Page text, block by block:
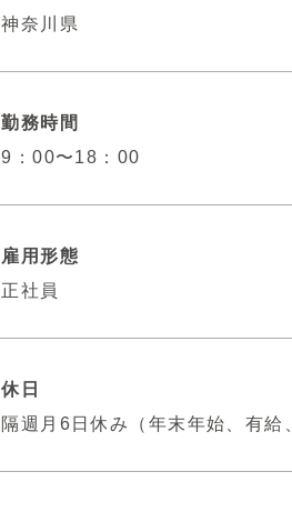
神奈川県
勤務時間
9：00〜18：00
雇用形態
正社員
休日
隔週月6日休み（年末年始、有給